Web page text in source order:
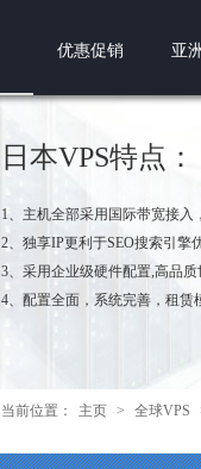
优惠促销 亚
日本VPS特点：
1、主机全部采用国际带宽接
2、独享IP更利于SEO搜索引擎
3、采用企业级硬件配置,高品
4、配置全面，系统完善，租
当前位置： 主页 > 全球VPS